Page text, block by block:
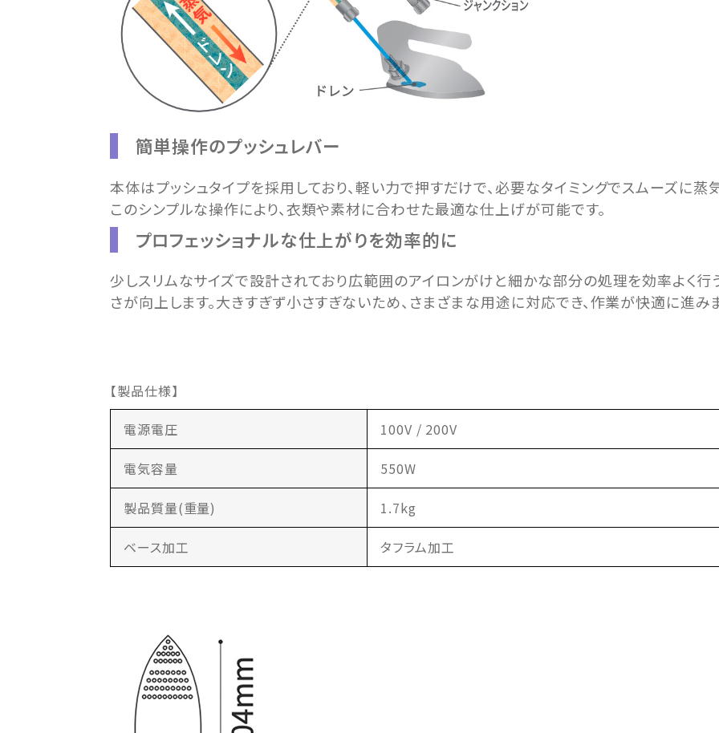
簡単操作のプッシュレバー
本体はプッシュタイプを採用しており、軽い力で押すだけで、必要なタイミングでスムーズに蒸
このシンプルな操作により、衣類や素材に合わせた最適な仕上げが可能です。
プロフェッショナルな仕上がりを効率的に
少しスリムなサイズで設計されており広範囲のアイロンがけと細かな部分の処理を効率よく行
さが向上します。大きすぎず小さすぎないため、さまざまな用途に対応でき、作業が快適に進み
【製品仕様】
電源電圧
100V / 200V
電気容量 550W
製品質量(重量) 1.7kg
ベース加工 タフラム加工